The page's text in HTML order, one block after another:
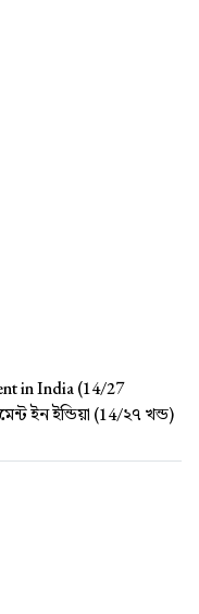
in India (14/27
ইন ইন্ডিয়া (14/২৭ খন্ড)